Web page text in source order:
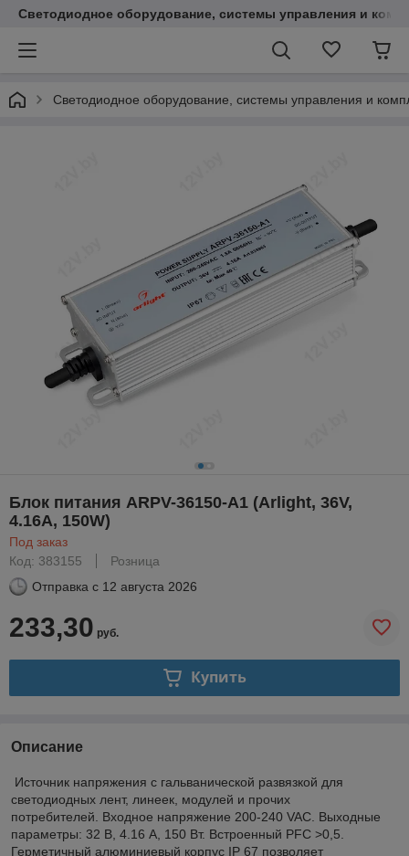
Светодиодное оборудование, системы управления и
Светодиодное оборудование, системы управления и
Блок питания ARPV-36150-A1 (Arlight, 36V,
4.16A, 150W)
Под заказ
Код: 383155
Розница
Отправка с 12 августа 2026
233,30 руб.
Купить
Описание
Источник напряжения с гальванической развязкой для
светодиодных лент, линеек, модулей и прочих
потребителей. Входное напряжение 200-240 VAC. Выходные
параметры: 32 В, 4.16 А, 150 Вт. Встроенный PFC >0,5.
Герметичный алюминиевый корпус IP 67 позволяет